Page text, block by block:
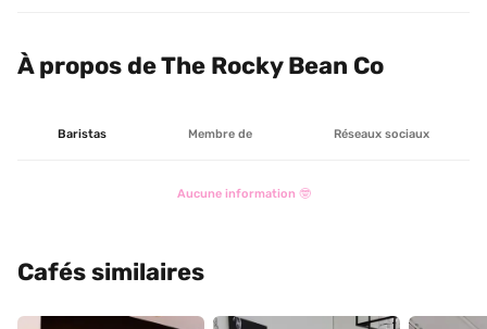
À propos de The Rocky Bean Co
Baristas Membre de Réseaux sociaux
Aucune information 🤓
Cafés similaires